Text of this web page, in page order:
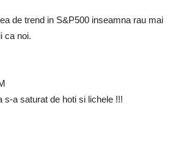
de trend in S&P500 inseamna rau mai
ca noi.
s-a saturat de hoti si lichele !!!